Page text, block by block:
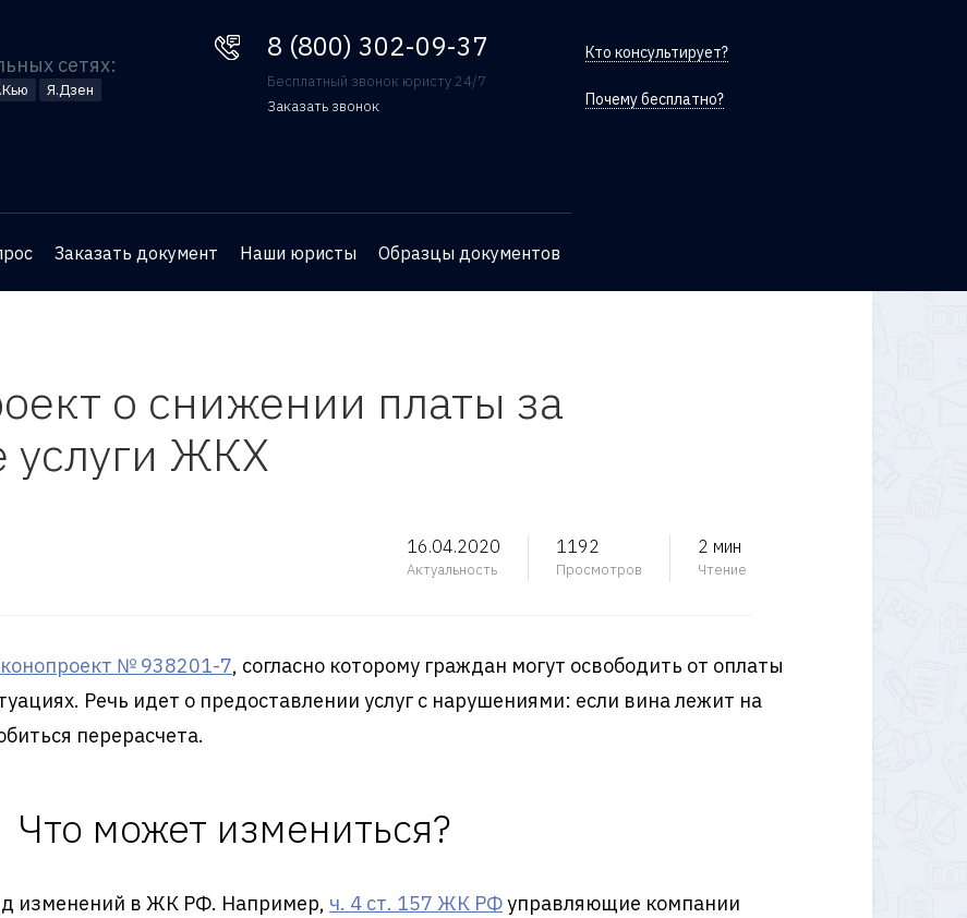
сетях:
Я.Дзен
8 (800) 302-09-37
Бесплатный звонок юристу 24/7
Заказать звонок
и юрист перезвонит вам
консультации
Кто консультирует?
Почему бесплатно?
Заказать документ Наши юристы Образцы документов
о снижении платы за
услуги ЖКХ
16.04.2020
Актуальность
1192
Просмотров
2 мин
Чтение
№ 938201-7, согласно которому граждан могут освободить от оплаты
Речь идет о предоставлении услуг с нарушениями: если вина лежит на
перерасчета.
Что может измениться?
изменений в ЖК РФ. Например, ч. 4 ст. 157 ЖК РФуправляющие компании